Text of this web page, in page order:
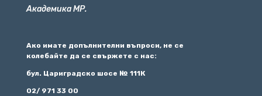
Академика МР.
Ако имате допълнителни въпроси, не се
колебайте да се свържете с нас:
бул. Цариградско шосе № 111К
02/ 971 33 00